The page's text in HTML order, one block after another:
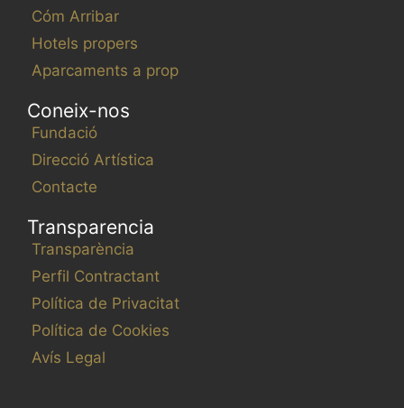
Cóm Arribar
Hotels propers
Aparcaments a prop
Coneix-nos
Fundació
Direcció Artística
Contacte
Transparencia
Transparència
Perfil Contractant
Política de Privacitat
Política de Cookies
Avís Legal